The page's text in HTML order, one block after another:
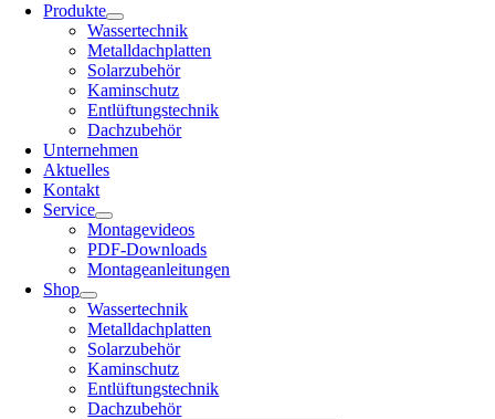
Produkte
Wassertechnik
Metalldachplatten
Solarzubehör
Kaminschutz
Entlüftungstechnik
Dachzubehör
Unternehmen
Aktuelles
Kontakt
Service
Montagevideos
PDF-Downloads
Montageanleitungen
Shop
Wassertechnik
Metalldachplatten
Solarzubehör
Kaminschutz
Entlüftungstechnik
Dachzubehör